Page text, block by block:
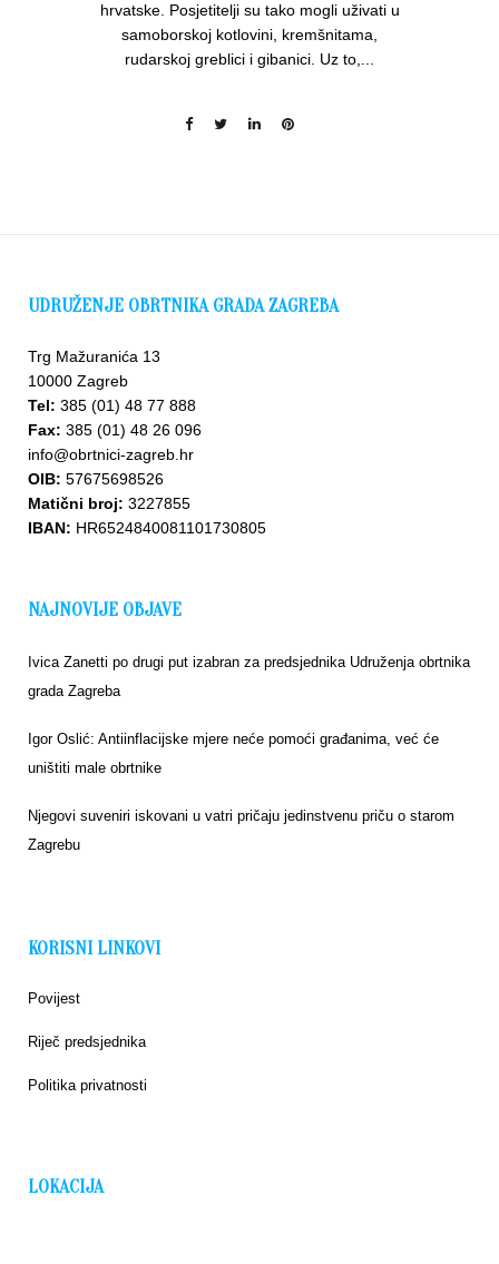
Upišite
se u
bazu
hrvatske. Posjetitelji su tako mogli uživati u
samoborskoj kotlovini, kremšnitama,
rudarskoj greblici i gibanici. Uz to,...
UDRUŽENJE OBRTNIKA GRADA ZAGREBA
Trg Mažuranića 13
10000 Zagreb
Tel: 385 (01) 48 77 888
Fax: 385 (01) 48 26 096
info@obrtnici-zagreb.hr
OIB: 57675698526
Matični broj: 3227855
IBAN: HR6524840081101730805
NAJNOVIJE OBJAVE
Ivica Zanetti po drugi put izabran za predsjednika Udruženja obrtnika
grada Zagreba
Igor Oslić: Antiinflacijske mjere neće pomoći građanima, već će
uništiti male obrtnike
Njegovi suveniri iskovani u vatri pričaju jedinstvenu priču o starom
Zagrebu
KORISNI LINKOVI
Povijest
Riječ predsjednika
Politika privatnosti
LOKACIJA